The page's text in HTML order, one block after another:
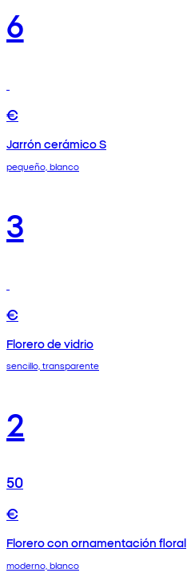
6
€
Jarrón cerámico S
pequeño, blanco
3
€
Florero de vidrio
sencillo, transparente
2
50
€
Florero con ornamentación floral
moderno, blanco